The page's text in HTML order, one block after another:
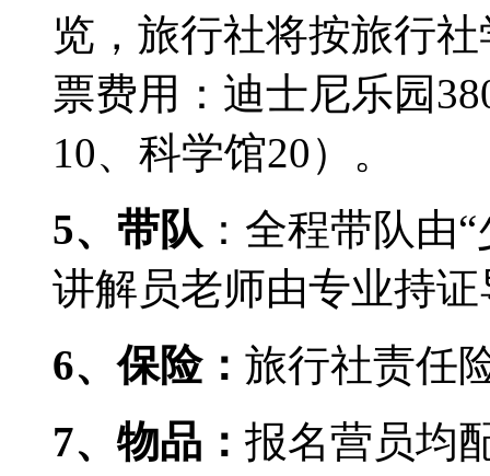
览，旅行社将按旅行
票费用：迪士尼乐园
10、科学馆20）。
5、带队 ：全程带队由
讲解员老师由专业持
6、保险：旅行社责任
7、物品：报名营员均